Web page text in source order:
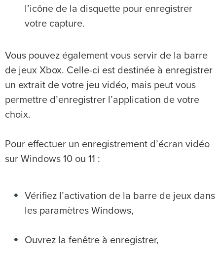
l’icône de la disquette pour enregistrer
votre capture.
Vous pouvez également vous servir de la barre
de jeux Xbox. Celle-ci est destinée à enregistrer
un extrait de votre jeu vidéo, mais peut vous
permettre d’enregistrer l’application de votre
choix.
Pour effectuer un enregistrement d’écran vidéo
sur Windows 10 ou 11 :
Vérifiez l’activation de la barre de jeux dans
les paramètres Windows,
Ouvrez la fenêtre à enregistrer,